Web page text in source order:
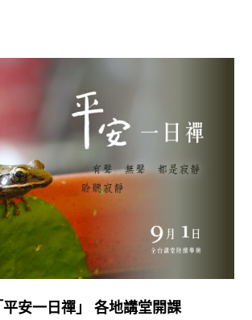
安一日禪」 各地講堂開課